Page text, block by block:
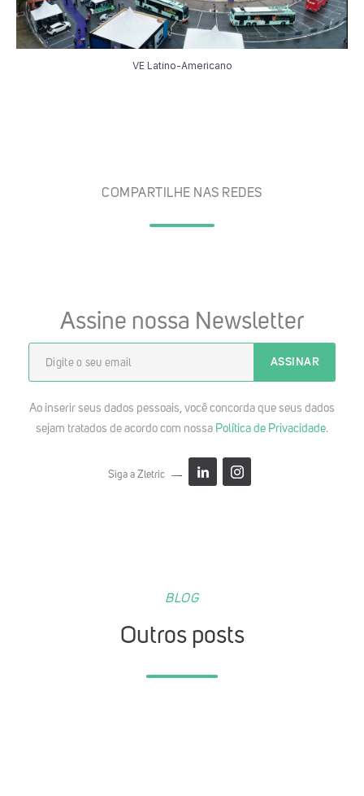
VE Latino-Americano
COMPARTILHE NAS REDES
Assine nossa Newsletter
Ao inserir seus dados pessoais, você concorda que seus dados
sejam tratados de acordo com nossa Política de Privacidade.
Siga a Zletric
BLOG
Outros posts